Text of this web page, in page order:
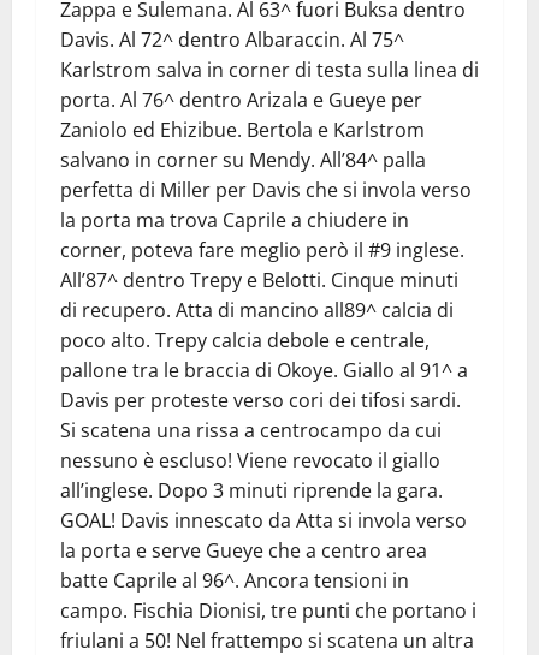
Zappa e Sulemana. Al 63^ fuori Buksa dentro
Davis. Al 72^ dentro Albaraccin. Al 75^
Karlstrom salva in corner di testa sulla linea di
porta. Al 76^ dentro Arizala e Gueye per
Zaniolo ed Ehizibue. Bertola e Karlstrom
salvano in corner su Mendy. All’84^ palla
perfetta di Miller per Davis che si invola verso
la porta ma trova Caprile a chiudere in
corner, poteva fare meglio però il #9 inglese.
All’87^ dentro Trepy e Belotti. Cinque minuti
di recupero. Atta di mancino all89^ calcia di
poco alto. Trepy calcia debole e centrale,
pallone tra le braccia di Okoye. Giallo al 91^ a
Davis per proteste verso cori dei tifosi sardi.
Si scatena una rissa a centrocampo da cui
nessuno è escluso! Viene revocato il giallo
all’inglese. Dopo 3 minuti riprende la gara.
GOAL! Davis innescato da Atta si invola verso
la porta e serve Gueye che a centro area
batte Caprile al 96^. Ancora tensioni in
campo. Fischia Dionisi, tre punti che portano i
friulani a 50! Nel frattempo si scatena un altra